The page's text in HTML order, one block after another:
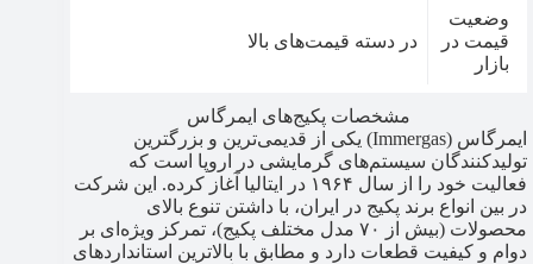
وضعیت
قیمت در
بازار
در دسته قیمت‌های بالا
مشخصات پکیج‌های ایمرگاس
ایمرگاس (Immergas) یکی از قدیمی‌ترین و بزرگترین
تولیدکنندگان سیستم‌های گرمایشی در اروپا است که
فعالیت خود را از سال ۱۹۶۴ در ایتالیا آغاز کرده. این شرکت
در بین انواع برند پکیج در ایران، با داشتن تنوع بالای
محصولات (بیش از ۷۰ مدل مختلف پکیج)، تمرکز ویژه‌ای بر
دوام و کیفیت قطعات دارد و مطابق با بالاترین استانداردهای